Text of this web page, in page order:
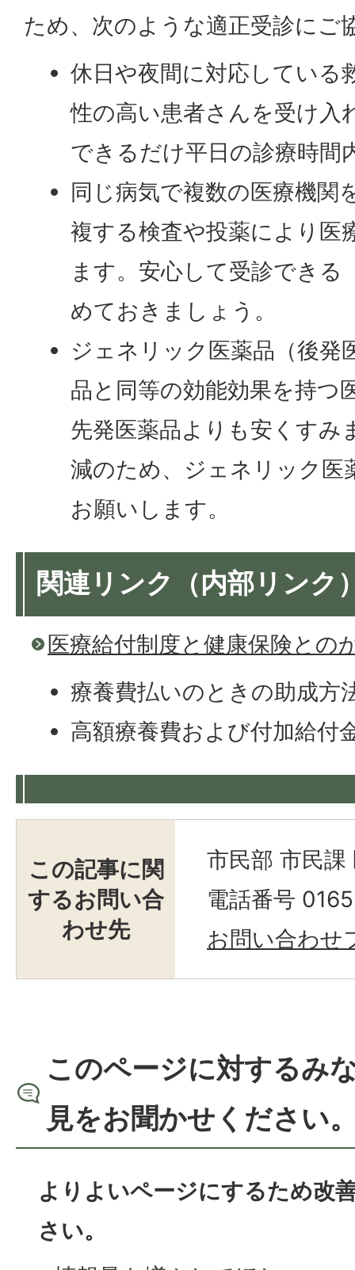
ため、次のような適正受診にご
休日や夜間に対応している
性の高い患者さんを受け入
できるだけ平日の診療時間
同じ病気で複数の医療機関
複する検査や投薬により医
ます。安心して受診できる
めておきましょう。
ジェネリック医薬品（後発
品と同等の効能効果を持つ
先発医薬品よりも安くすみ
減のため、ジェネリック医
お願いします。
関連リンク（内部リンク
医療給付制度と健康保険との
療養費払いのときの助成方
高額療養費および付加給付
この記事に関
するお問い合
わせ先
市民部 市民課
電話番号
お問い合わせ
このページに対するみ
見をお聞かせください
よりよいページにするため改
さい。